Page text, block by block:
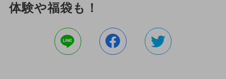
体験や福袋も！